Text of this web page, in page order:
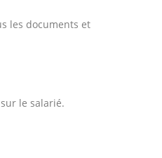
les documents et
le salarié.